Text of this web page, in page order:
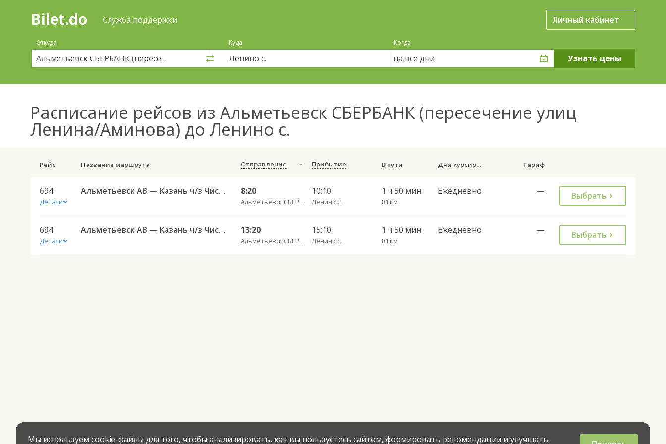
Поиск
покупка
билетов
автобус
онлайн
Bilet.do Служба поддержки Личный кабинет
Откуда Куда Когда
на все дни
Расписание рейсов из Альметьевск СБЕРБАНК (пересечение улиц
Ленина/Аминова) до Ленино с.
Рейс Название маршрута Отправление Прибытие В пути Дни курсирования Тариф
694
Детали
Альметьевск АВ — Казань ч/з Чистополь АВ 694 8:20
Альметьевск СБЕРБАНК (пересечение улиц Ленина/Аминова)
10:10
Ленино с.
1 ч 50 мин
81 км
Ежедневно — Выбрать
694
Детали
Альметьевск АВ — Казань ч/з Чистополь АВ 694 13:20
Альметьевск СБЕРБАНК (пересечение улиц Ленина/Аминова)
15:10
Ленино с.
1 ч 50 мин
81 км
Ежедневно — Выбрать
Мы используем cookie-файлы для того, чтобы анализировать, как вы пользуетесь сайтом, формировать рекомендации и улучшать